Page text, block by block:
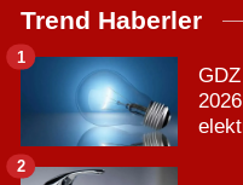
Trend Haberler
1
2